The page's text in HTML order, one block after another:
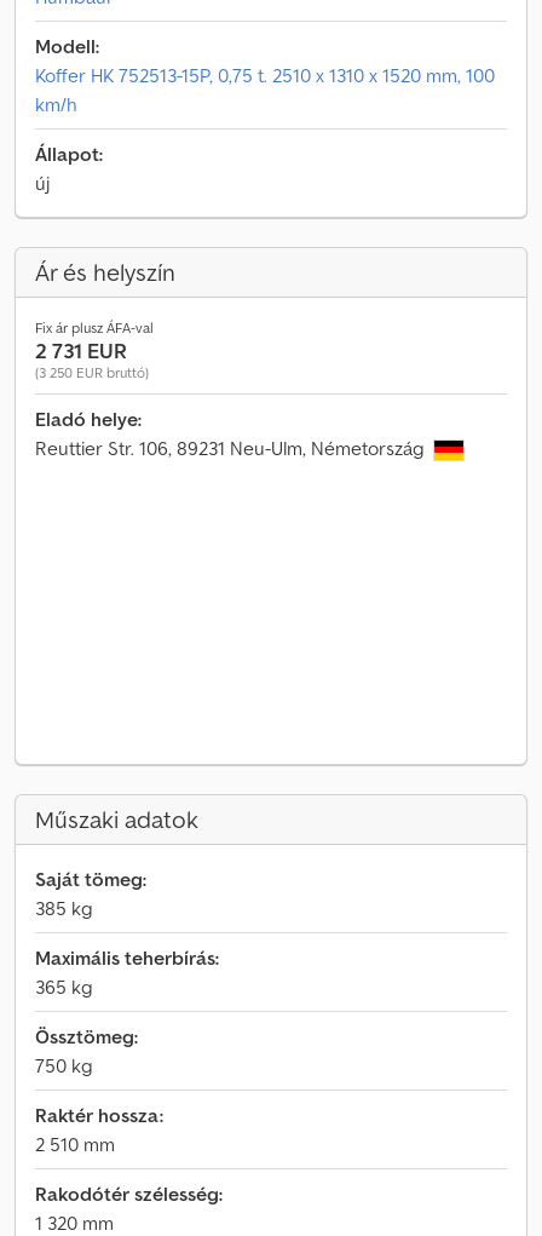
Modell:
Koffer HK 752513-15P, 0,75 t. 2510 x 1310 x 1520 mm, 100
km/h
Állapot:
új
Ár és helyszín
Fix ár plusz ÁFA-val
2 731 EUR
(3 250 EUR bruttó)
Eladó helye:
Reuttier Str. 106, 89231 Neu-Ulm, Németország
Műszaki adatok
Saját tömeg:
385 kg
Maximális teherbírás:
365 kg
Össztömeg:
750 kg
Raktér hossza:
2 510 mm
Rakodótér szélesség:
1 320 mm